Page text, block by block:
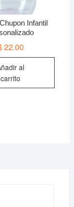
Infantil
22.00
al
carrito